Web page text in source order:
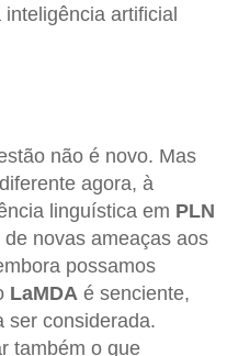
artificial
não é novo. Mas
agora, à
linguística em PLN
novas ameaças aos
possamos
LaMDA é senciente,
ser considerada.
também o que